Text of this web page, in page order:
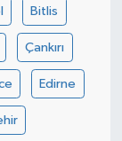
Bitlis
Çankırı
Edirne